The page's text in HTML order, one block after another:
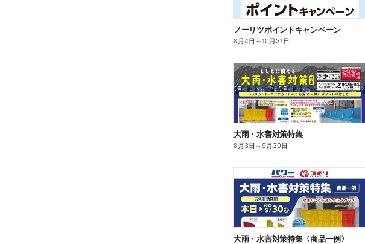
ノーリツポイントキャンペーン
8月4日 ～10月31日
大雨・水害対策特集
8月3日 ～9月30日
大雨・水害対策特集〈商品一例〉